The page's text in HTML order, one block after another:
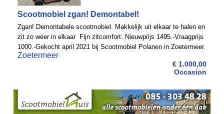
Scootmobiel zgan! Demontabel!
Zgan! Demontabele scootmobiel. Makkelijk uit elkaar te halen en
zit zo weer in elkaar Fijn zitcomfort. Nieuwprijs 1495.-Vraagprijs
1000.-Gekocht april 2021 bij Scootmobiel Polanen in Zoetermeer.
Heel weinig ...
Zoetermeer
€ 1.000,00
Occasion